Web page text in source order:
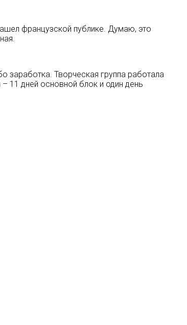
французской публике. Думаю, это
заработка. Творческая группа работала
11 дней основной блок и один день